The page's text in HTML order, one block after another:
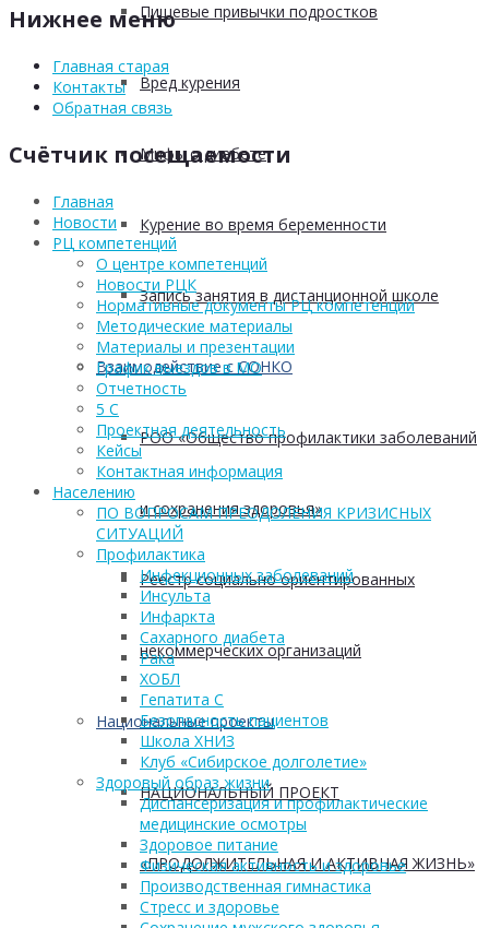
Пищевые привычки подростков
Вред курения
Мифы о диабете
Курение во время беременности
Запись занятия в дистанционной школе
Взаимодействие с СОНКО
РОО «Общество профилактики заболеваний
и сохранения здоровья»
Реестр социально ориентированных
некоммерческих организаций
Национальные проекты
НАЦИОНАЛЬНЫЙ ПРОЕКТ
«ПРОДОЛЖИТЕЛЬНАЯ И АКТИВНАЯ ЖИЗНЬ»
Нижнее меню
Главная старая
Контакты
Обратная связь
Счётчик посещаемости
Главная
Новости
РЦ компетенций
О центре компетенций
Новости РЦК
Нормативные документы РЦ компетенций
Методические материалы
Материалы и презентации
График выездов в МО
Отчетность
5 С
Проектная деятельность
Кейсы
Контактная информация
Населению
ПО ВОПРОСАМ ПРЕОДОЛЕНИЯ КРИЗИСНЫХ
СИТУАЦИЙ
Профилактика
Инфекционных заболеваний
Инсульта
Инфаркта
Сахарного диабета
Рака
ХОБЛ
Гепатита С
Безопасность пациентов
Школа ХНИЗ
Клуб «Сибирское долголетие»
Здоровый образ жизни
Диспансеризация и профилактические
медицинские осмотры
Здоровое питание
Физическая активность и здоровье
Производственная гимнастика
Стресс и здоровье